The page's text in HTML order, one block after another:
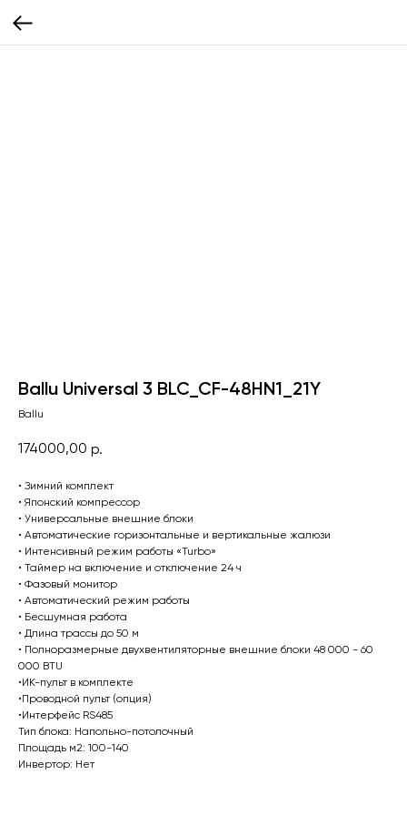
Ballu Universal 3 BLC_CF-48HN1_21Y
Ballu
174000,00 р.
• Зимний комплект
• Японский компрессор
• Универсальные внешние блоки
• Автоматические горизонтальные и вертикальные жалюзи
• Интенсивный режим работы «Turbo»
• Таймер на включение и отключение 24 ч
• Фазовый монитор
• Автоматический режим работы
• Бесшумная работа
• Длина трассы до 50 м
• Полноразмерные двухвентиляторные внешние блоки 48 000 - 60
000 BTU
•ИК-пульт в комплекте
•Проводной пульт (опция)
•Интерфейс RS485
Тип блока: Напольно-потолочный
Площадь м2: 100-140
Инвертор: Нет